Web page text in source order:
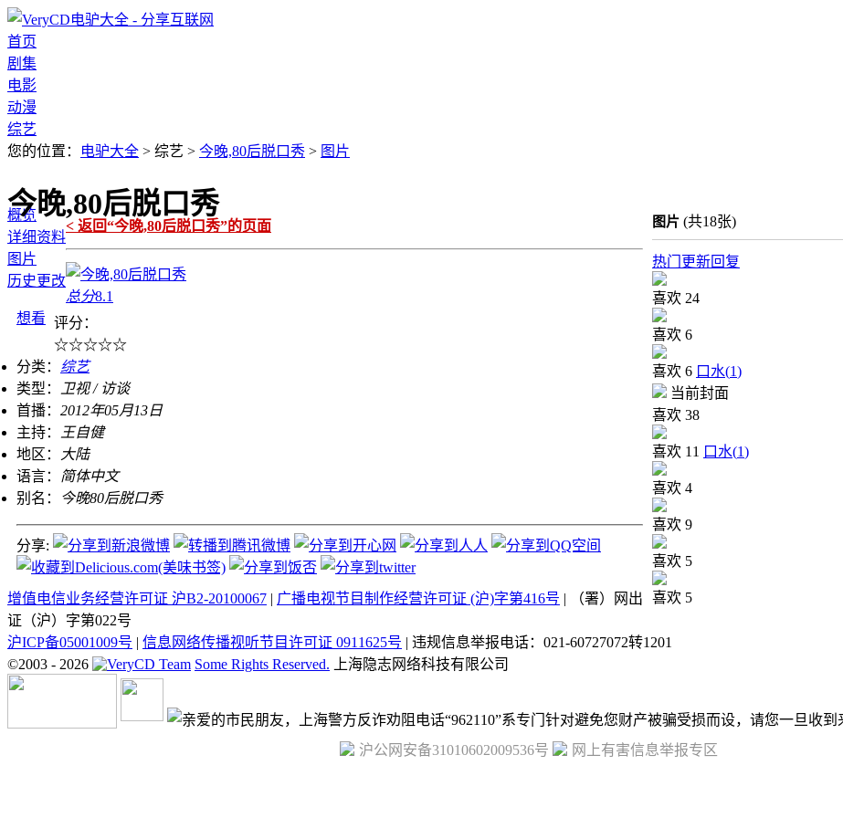
首页
剧集
电影
动漫
综艺
您的位置： 电驴大全 > 综艺 > 今晚,80后脱口秀 > 图片
今晚,80后脱口秀
概览
详细资料
图片
历史更改
图片 (共18张)
热门 更新回复
喜欢 24
喜欢 6
喜欢 6 口水(1)
当前封面
喜欢 38
喜欢 11 口水(1)
喜欢 4
喜欢 9
喜欢 5
喜欢 5
< 返回“今晚,80后脱口秀”的页面
总分8.1
想看 评分：
☆☆☆☆☆
分类： 综艺
类型： 卫视 / 访谈
首播： 2012年05月13日
主持： 王自健
地区： 大陆
语言： 简体中文
别名：
今晚80后脱口秀
分享:
增值电信业务经营许可证 沪B2-20100067 | 广播电视节目制作经营许可证 (沪)字第416号 | （署）网出
证（沪）字第022号
沪ICP备05001009号 | 信息网络传播视听节目许可证 0911625号 | 违规信息举报电话：021-60727072转1201
©2003 - 2026 Some Rights Reserved. 上海隐志网络科技有限公司
沪公网安备31010602009536号 网上有害信息举报专区